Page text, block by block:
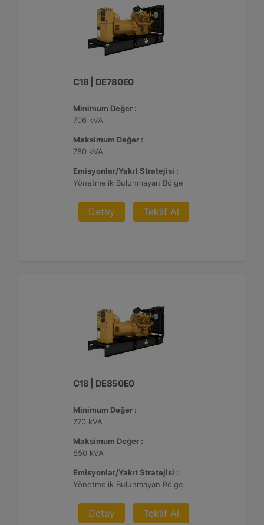
C18 | DE780E0
Minimum Değer :
706 kVA
Maksimum Değer :
780 kVA
Emisyonlar/Yakıt Stratejisi :
Yönetmelik Bulunmayan Bölge
Detay Teklif Al
C18 | DE850E0
Minimum Değer :
770 kVA
Maksimum Değer :
850 kVA
Emisyonlar/Yakıt Stratejisi :
Yönetmelik Bulunmayan Bölge
Detay Teklif Al